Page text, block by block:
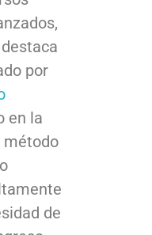
por
en la
método
de